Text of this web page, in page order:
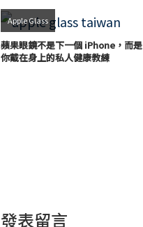
Apple Glass
蘋果眼鏡不是下一個 iPhone，而是
你戴在身上的私人健康教練
發表留言